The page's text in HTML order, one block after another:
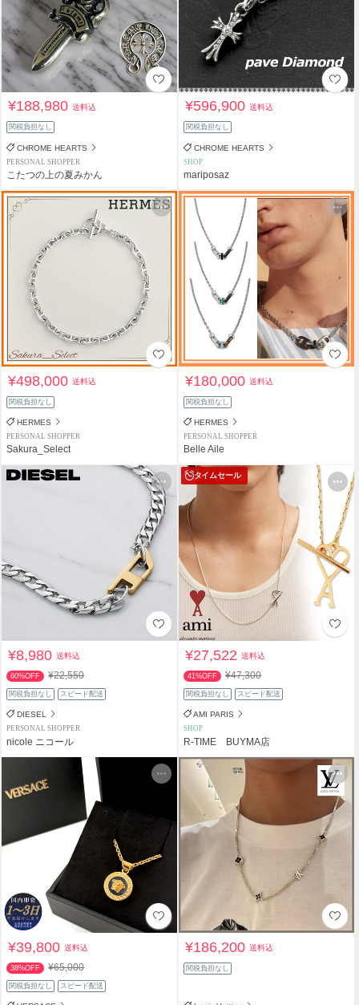
¥188,980送料込
関税負担なし
CHROME HEARTS
PERSONAL SHOPPER
こたつの上の夏みかん
¥596,900送料込
関税負担なし
CHROME HEARTS
SHOP
mariposaz
¥498,000送料込
関税負担なし
HERMES
PERSONAL SHOPPER
Sakura_Select
¥180,000送料込
関税負担なし
HERMES
PERSONAL SHOPPER
Belle Aile
¥8,980送料込
60%OFF ¥22,550
関税負担なし スピード配送
DIESEL
PERSONAL SHOPPER
nicole ニコール
タイムセール
¥27,522送料込
41%OFF ¥47,300
関税負担なし スピード配送
AMI PARIS
SHOP
R-TIME BUYMA店
¥39,800送料込
38%OFF ¥65,000
関税負担なし スピード配送
¥186,200送料込
関税負担なし